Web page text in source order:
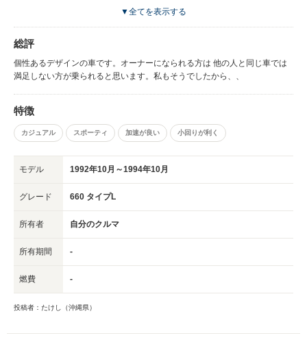
け抜けていく面白い車ですが、 前後重量配分はリアヘビーのため定速では
何も問題ないのですが、 高速走行時は直進安定性がちょっと心配でした、
ステアリングを切っても荷重移動を考えないと 思った通りには曲がってく
していく 自分が車をコントロールしている感覚があるので面白い車でした
トだったのですが、 規格変更によって、固定ライトに変更されたのが、デ
は狭いです。 普通にシートに座っても肩が、ドアに接触してしまうくらい
狭い 前後に関してはウィンドウが寝ているので、圧迫感はありませんでし
た。 あとウィンドウも チケットウィンドウと呼ばれていて １０センチ位
▼全てを表示する
総評
個性あるデザインの車です。オーナーになられる方は 他の人と同じ車では
満足しない方が乗られると思います。私もそうでしたから、、
特徴
カジュアル スポーティ 加速が良い 小回りが利く
モデル 1992年10月～1994年10月
グレード 660 タイプL
所有者 自分のクルマ
所有期間 -
燃費 -
投稿者：たけし（沖縄県）